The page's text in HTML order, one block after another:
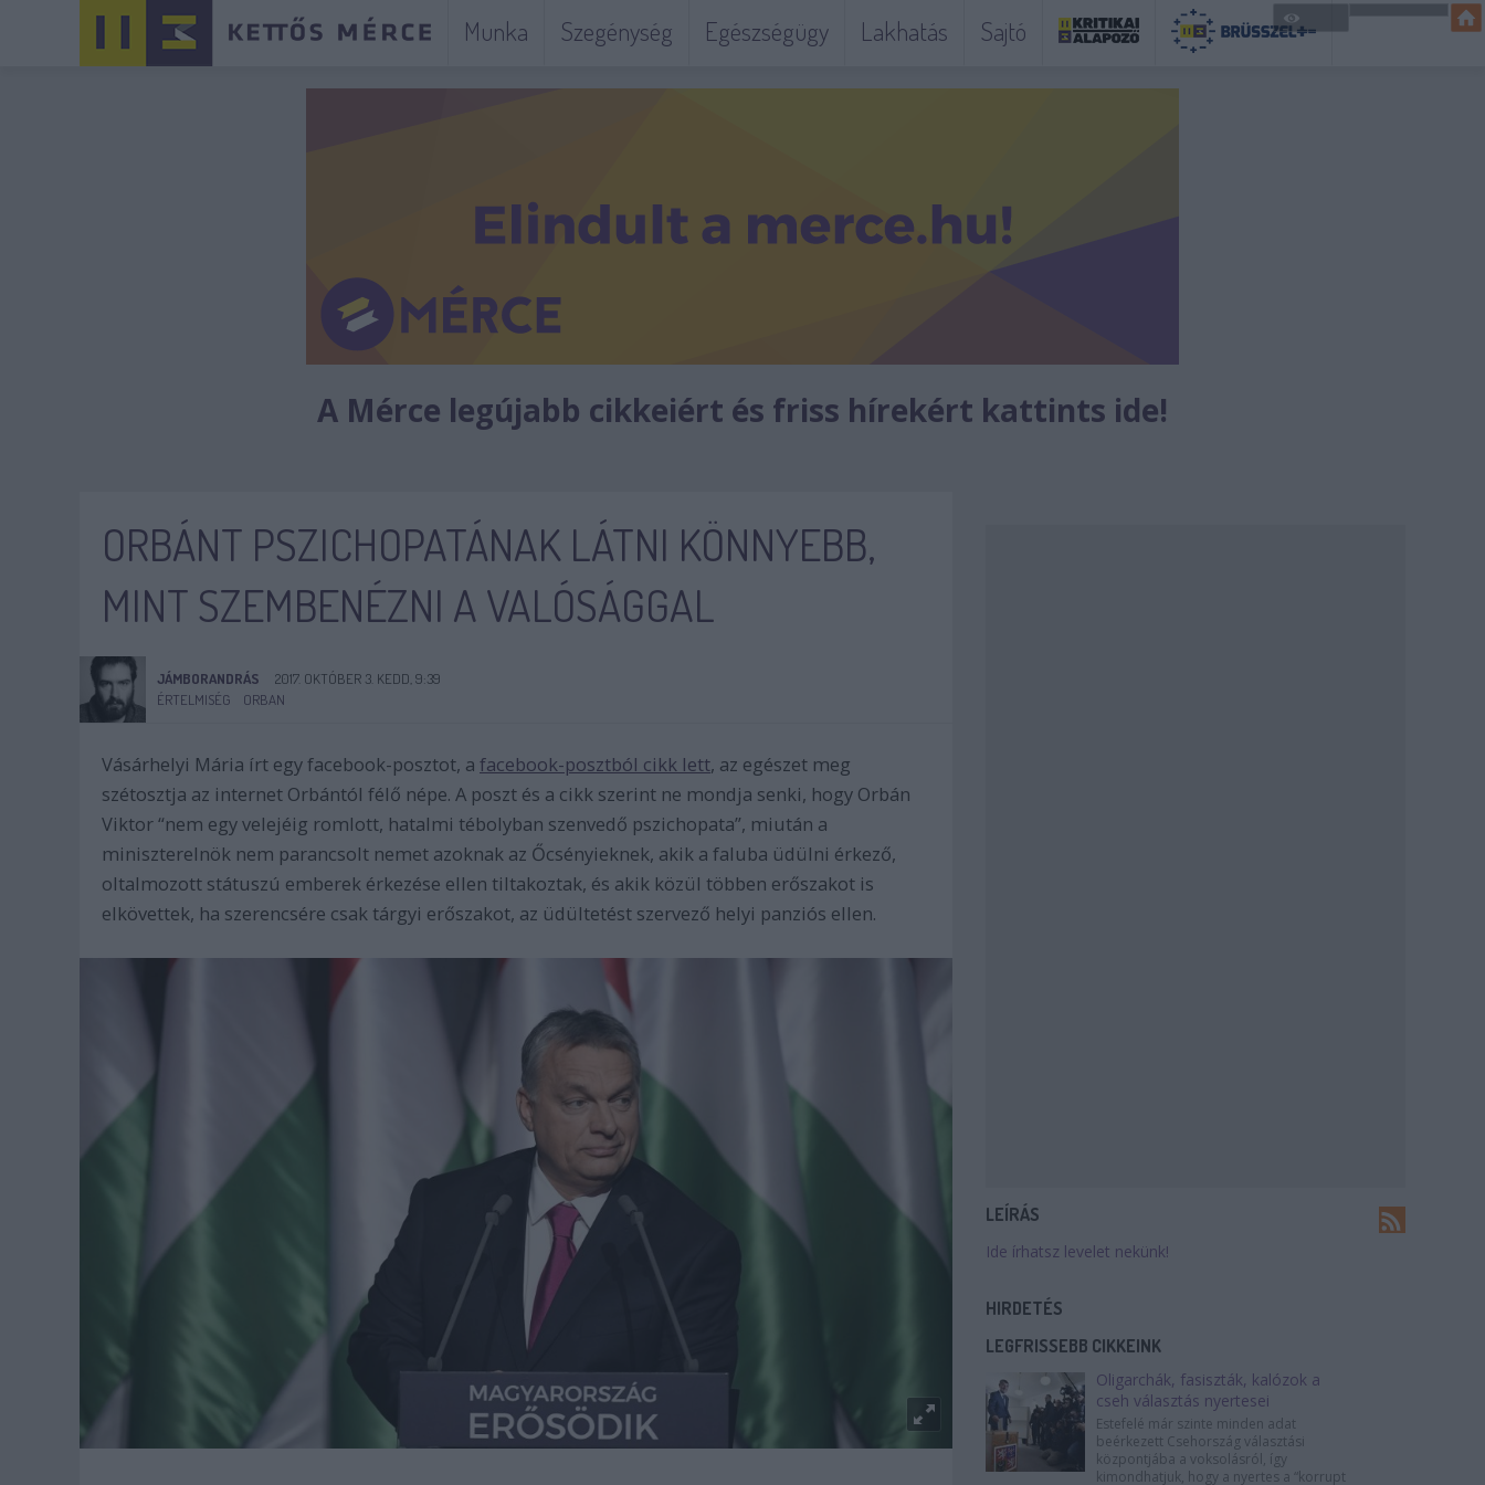
Munka Szegénység Egészségügy Lakhatás Sajtó
A Mérce legújabb cikkeiért és friss hírekért kattints ide!
ORBÁNT PSZICHOPATÁNAK LÁTNI KÖNNYEBB,
MINT SZEMBENÉZNI A VALÓSÁGGAL
JÁMBORANDRÁS
2017. OKTÓBER 3. KEDD, 9:39
ÉRTELMISÉG
ORBAN
Vásárhelyi Mária írt egy facebook-posztot, a facebook-posztból cikk lett, az egészet meg
szétosztja az internet Orbántól félő népe. A poszt és a cikk szerint ne mondja senki, hogy Orbán
Viktor “nem egy velejéig romlott, hatalmi tébolyban szenvedő pszichopata”, miután a
miniszterelnök nem parancsolt nemet azoknak az Őcsényieknek, akik a faluba üdülni érkező,
oltalmozott státuszú emberek érkezése ellen tiltakoztak, és akik közül többen erőszakot is
elkövettek, ha szerencsére csak tárgyi erőszakot, az üdültetést szervező helyi panziós ellen.
LEÍRÁS
Ide írhatsz levelet nekünk!
HIRDETÉS
LEGFRISSEBB CIKKEINK
Oligarchák, fasiszták, kalózok a
cseh választás nyertesei
Estefelé már szinte minden adat
beérkezett Csehország választási
központjába a voksolásról, így
kimondhatjuk, hogy a nyertes a “korrupt